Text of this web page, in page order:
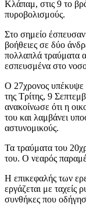
Κλάπαμ, στις 9 το
πυροβολισμούς.
Στο σημείο έσπευσαν
βοήθειες σε δύο
πολλαπλά τραύματα
εσπευσμένα στο
Ο 27χρονος υπέκυψε
της Τρίτης, 9
ανακοίνωσε ότι η
του και λαμβάνει
αστυνομικούς.
Τα τραύματα του
του. Ο νεαρός
Η επικεφαλής των
εργάζεται με ταχείς
συνθήκες που